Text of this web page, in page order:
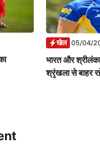
खेल 05/04/
भारत और
श्रृंखला से बाहर